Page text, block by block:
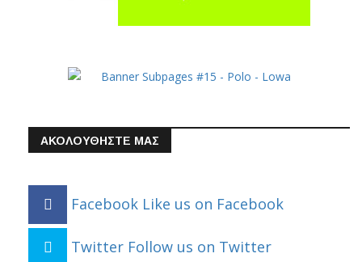
ΑΚΟΛΟΥΘΗΣΤΕ ΜΑΣ
Facebook Like us on Facebook
Twitter Follow us on Twitter